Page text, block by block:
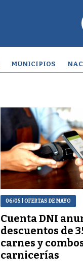
MUNICIPIOS
06/05 | OFERTAS DE MAYO
Cuenta DNI
descuentos de
carnes y
carnicerías